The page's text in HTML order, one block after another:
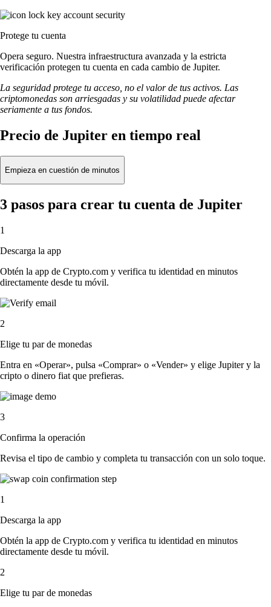
Protege tu cuenta
Opera seguro. Nuestra infraestructura avanzada y la estricta
verificación protegen tu cuenta en cada cambio de Jupiter.
La seguridad protege tu acceso, no el valor de tus activos. Las
criptomonedas son arriesgadas y su volatilidad puede afectar
seriamente a tus fondos.
Precio de Jupiter en tiempo real
Empieza en cuestión de minutos
3 pasos para crear tu cuenta de Jupiter
1
Descarga la app
Obtén la app de Crypto.com y verifica tu identidad en minutos
directamente desde tu móvil.
2
Elige tu par de monedas
Entra en «Operar», pulsa «Comprar» o «Vender» y elige Jupiter y la
cripto o dinero fiat que prefieras.
3
Confirma la operación
Revisa el tipo de cambio y completa tu transacción con un solo toque.
1
Descarga la app
Obtén la app de Crypto.com y verifica tu identidad en minutos
directamente desde tu móvil.
2
Elige tu par de monedas